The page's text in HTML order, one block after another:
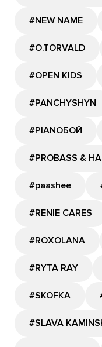
#NEW NAME
#O.TORVALD
#OPEN KIDS
#PANCHYSHYN
#PIANOБОЙ
#PROBASS &
#paashee
#RENIE CARES
#ROXOLANA
#RYTA RAY
#SKOFKA
#SLAVA